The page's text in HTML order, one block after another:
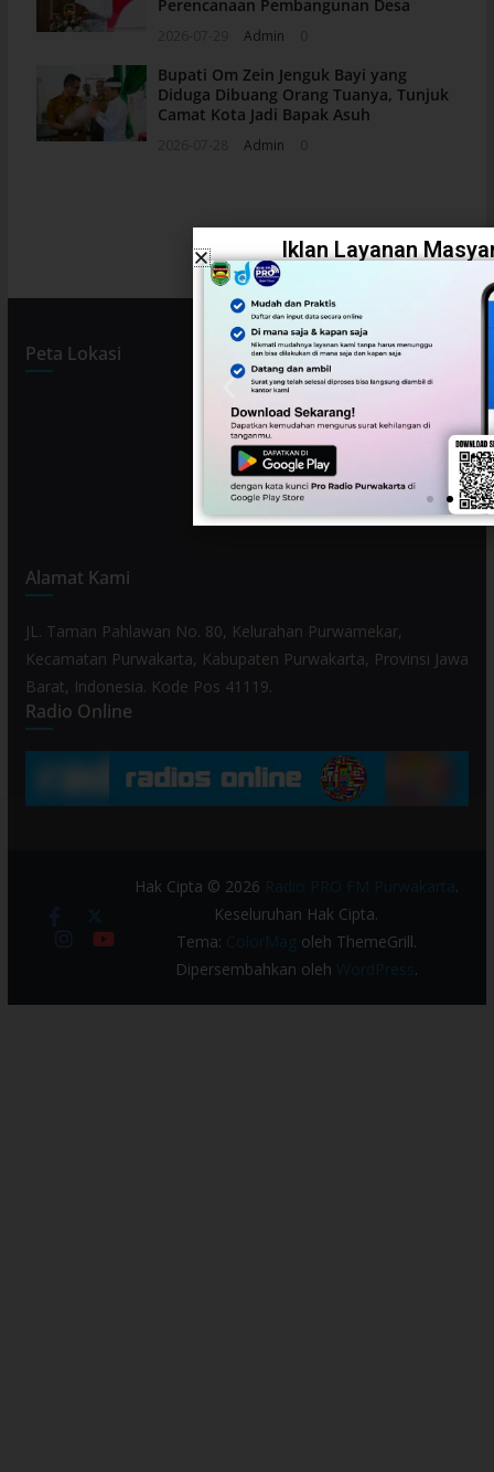
Perencanaan Pembangunan Desa
Admin
Bupati Om Zein Jenguk Bayi yang
Diduga Dibuang Orang Tuanya, Tunjuk
Camat Kota Jadi Bapak Asuh
Admin
Peta Lokasi
Alamat Kami
JL. Taman Pahlawan No. 80, Kelurahan Purwamekar,
Kecamatan Purwakarta, Kabupaten Purwakarta, Provinsi Jawa
Barat, Indonesia. Kode Pos 41119.
Radio Online
Hak Cipta © 2026 Radio PRO FM Purwakarta.
Keseluruhan Hak Cipta.
Tema: ColorMagoleh ThemeGrill.
Dipersembahkan oleh WordPress .
Iklan Layanan